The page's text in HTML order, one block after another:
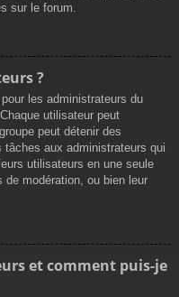
sur le forum.
?
les administrateurs du
utilisateur peut
peut détenir des
aux administrateurs qui
utilisateurs en une seule
modération, ou bien leur
et comment puis-je